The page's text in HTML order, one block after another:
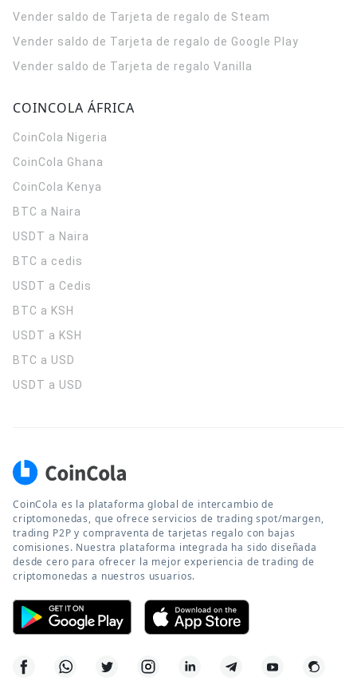
Vender saldo de Tarjeta de regalo de Steam
Vender saldo de Tarjeta de regalo de Google Play
Vender saldo de Tarjeta de regalo Vanilla
COINCOLA ÁFRICA
CoinCola Nigeria
CoinCola Ghana
CoinCola Kenya
BTC a Naira
USDT a Naira
BTC a cedis
USDT a Cedis
BTC a KSH
USDT a KSH
BTC a USD
USDT a USD
CoinCola es la plataforma global de intercambio de
criptomonedas, que ofrece servicios de trading spot/margen,
trading P2P y compraventa de tarjetas regalo con bajas
comisiones. Nuestra plataforma integrada ha sido diseñada
desde cero para ofrecer la mejor experiencia de trading de
criptomonedas a nuestros usuarios.